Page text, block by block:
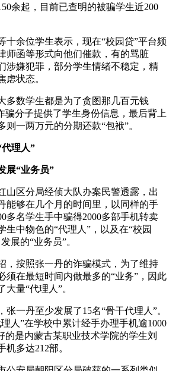
余起，目前已查明的被骗学生近200
余位学生表示，现在“校园贷”平台频
师函等形式向他们催款，有的骂脏
涉嫌犯罪，部分学生情绪不稳定，精
虑状态。
数学生都是为了贪图那几百元钱
骗分子提供了学生身份信息，最后背上
则一两万元的分期还款“包袱”。
理人”
“业务员”
区分局经侦大队办案民警透露，出
能够在几个月的时间里，以同样的手
多名学生手中骗得2000多部手机转卖
生中物色的“代理人”，以及在“校园
展的“业务员”。
按照张一丹的诈骗模式，为了维持
须在最短时间内做最多的“业务”，因此
量“代理人”。
一丹至少发展了15名“骨干代理人”。
人”在学校中累计经手办理手机逾1000
的是内蒙古某职业技术学院的学生刘
多达212部。